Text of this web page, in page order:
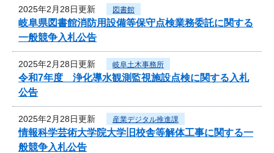
2025年2月28日更新 図書館
岐阜県図書館消防用設備等保守点検業務委託に関する
一般競争入札公告
2025年2月28日更新 岐阜土木事務所
令和7年度 浄化導水観測監視施設点検に関する入札
公告
2025年2月28日更新 産業デジタル推進課
情報科学芸術大学院大学旧校舎等解体工事に関する一
般競争入札公告